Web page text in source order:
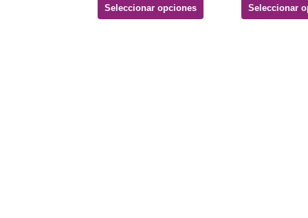
Seleccionar opciones
en
Seleccionaren